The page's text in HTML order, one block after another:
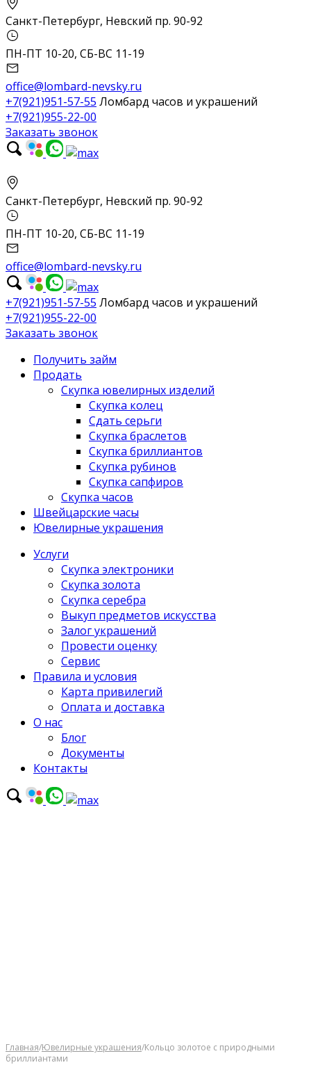
Санкт-Петербург, Невский пр. 90-92
ПН-ПТ 10-20, СБ-ВС 11-19
office@lombard-nevsky.ru
+7(921)951-57-55 Ломбард часов и украшений
+7(921)955-22-00
Заказать звонок
Санкт-Петербург, Невский пр. 90-92
ПН-ПТ 10-20, СБ-ВС 11-19
office@lombard-nevsky.ru
+7(921)951-57-55 Ломбард часов и украшений
+7(921)955-22-00
Заказать звонок
Получить займ
Продать
Скупка ювелирных изделий
Скупка колец
Сдать серьги
Скупка браслетов
Скупка бриллиантов
Скупка рубинов
Скупка сапфиров
Скупка часов
Швейцарские часы
Ювелирные украшения
Услуги
Скупка электроники
Скупка золота
Скупка серебра
Выкуп предметов искусства
Залог украшений
Провести оценку
Сервис
Правила и условия
Карта привилегий
Оплата и доставка
О нас
Блог
Документы
Контакты
Главная/Ювелирные украшения/Кольцо золотое с прирoдными
бриллиантами